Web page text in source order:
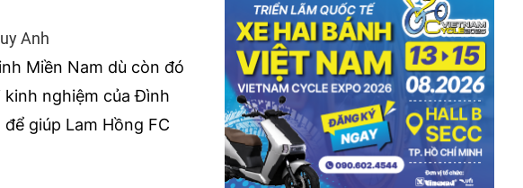
Anh
Miền Nam dù còn đó
nghiệm của Đình
giúp Lam Hồng FC